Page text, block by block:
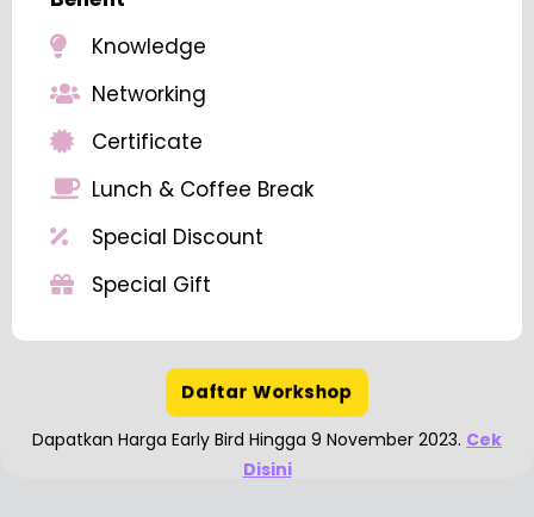
Knowledge
Networking
Certificate
Lunch & Coffee Break
Special Discount
Special Gift
Daftar Workshop
Dapatkan Harga Early Bird Hingga 9 November 2023. Cek
Disini